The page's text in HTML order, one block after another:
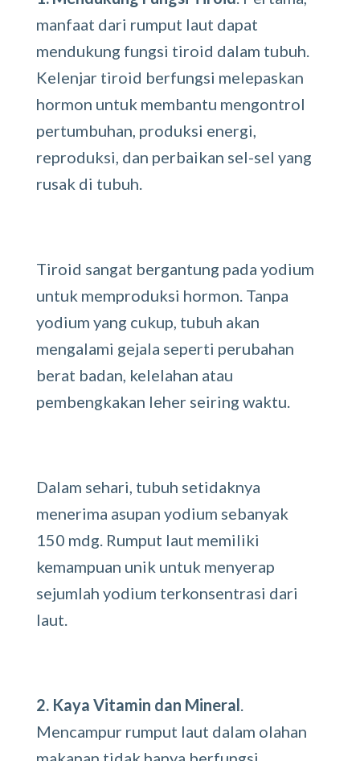
manfaat dari rumput laut dapat
mendukung fungsi tiroid dalam tubuh.
Kelenjar tiroid berfungsi melepaskan
hormon untuk membantu mengontrol
pertumbuhan, produksi energi,
reproduksi, dan perbaikan sel-sel yang
rusak di tubuh.
Tiroid sangat bergantung pada yodium
untuk memproduksi hormon. Tanpa
yodium yang cukup, tubuh akan
mengalami gejala seperti perubahan
berat badan, kelelahan atau
pembengkakan leher seiring waktu.
Dalam sehari, tubuh setidaknya
menerima asupan yodium sebanyak
150 mdg. Rumput laut memiliki
kemampuan unik untuk menyerap
sejumlah yodium terkonsentrasi dari
laut.
2. Kaya Vitamin dan Mineral
Mencampur rumput laut dalam olahan